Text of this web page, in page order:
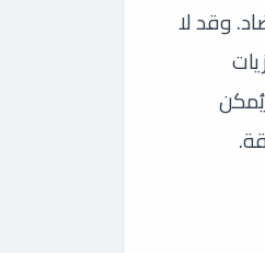
وقد لا
يُمكن